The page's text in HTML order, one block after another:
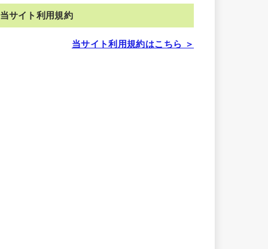
当サイト利用規約
当サイト利用規約はこちら ＞